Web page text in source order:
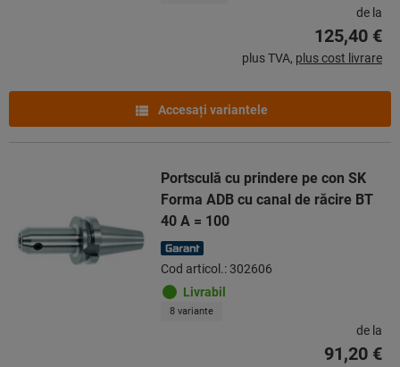
de la
125,40 €
plus TVA, plus cost livrare
Accesaţi variantele
Portsculă cu prindere pe con SK
Forma ADB cu canal de răcire BT
40 A = 100
Cod articol.: 302606
Livrabil
8 variante
de la
91,20 €